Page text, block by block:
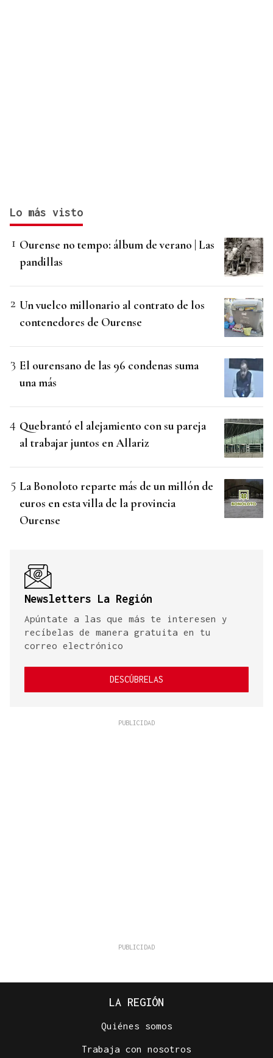
Lo más visto
Ourense no tempo: álbum de verano | Las
pandillas
Un vuelco millonario al contrato de los
contenedores de Ourense
El ourensano de las 96 condenas suma
una más
Quebrantó el alejamiento con su pareja
al trabajar juntos en Allariz
La Bonoloto reparte más de un millón de
euros en esta villa de la provincia
Ourense
Newsletters La Región
Apúntate a las que más te interesen y
recíbelas de manera gratuita en tu
correo electrónico
DESCÚBRELAS
LA REGIÓN
Quiénes somos
Trabaja con nosotros